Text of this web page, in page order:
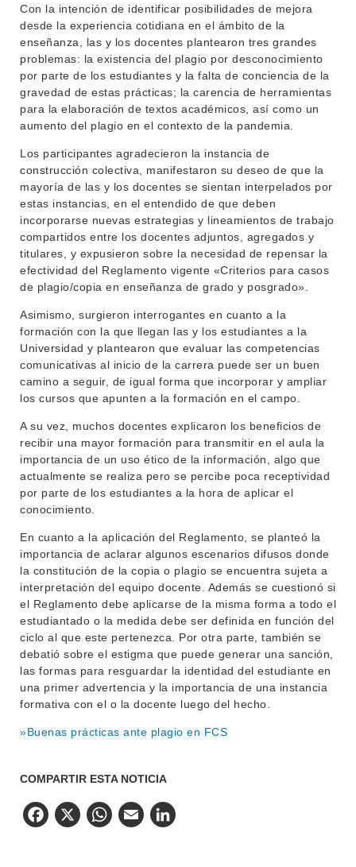
Con la intención de identificar posibilidades de mejora
desde la experiencia cotidiana en el ámbito de la
enseñanza, las y los docentes plantearon tres grandes
problemas: la existencia del plagio por desconocimiento
por parte de los estudiantes y la falta de conciencia de la
gravedad de estas prácticas; la carencia de herramientas
para la elaboración de textos académicos, así como un
aumento del plagio en el contexto de la pandemia.
Los participantes agradecieron la instancia de
construcción colectiva, manifestaron su deseo de que la
mayoría de las y los docentes se sientan interpelados por
estas instancias, en el entendido de que deben
incorporarse nuevas estrategias y lineamientos de trabajo
compartidos entre los docentes adjuntos, agregados y
titulares, y expusieron sobre la necesidad de repensar la
efectividad del Reglamento vigente «Criterios para casos
de plagio/copia en enseñanza de grado y posgrado»
Asimismo, surgieron interrogantes en cuanto a la
formación con la que llegan las y los estudiantes a la
Universidad y plantearon que evaluar las competencias
comunicativas al inicio de la carrera puede ser un buen
camino a seguir, de igual forma que incorporar y ampliar
los cursos que apunten a la formación en el campo.
A su vez, muchos docentes explicaron los beneficios de
recibir una mayor formación para transmitir en el aula la
importancia de un uso ético de la información, algo que
actualmente se realiza pero se percibe poca receptividad
por parte de los estudiantes a la hora de aplicar el
conocimiento.
En cuanto a la aplicación del Reglamento, se planteó la
importancia de aclarar algunos escenarios difusos donde
la constitución de la copia o plagio se encuentra sujeta a
interpretación del equipo docente. Además se cuestionó si
el Reglamento debe aplicarse de la misma forma a todo el
estudiantado o la medida debe ser definida en función del
ciclo al que este pertenezca. Por otra parte, también se
debatió sobre el estigma que puede generar una sanción,
las formas para resguardar la identidad del estudiante en
una primer advertencia y la importancia de una instancia
formativa con el o la docente luego del hecho.
»Buenas prácticas ante plagio en FCS
COMPARTIR ESTA NOTICIA
Facebook
X WhatsApp
Email